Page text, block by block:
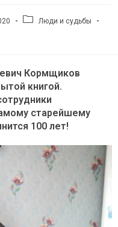
РубрикаЛюди и судьбы
Кормщиков
книгой.
старейшему
100 лет!